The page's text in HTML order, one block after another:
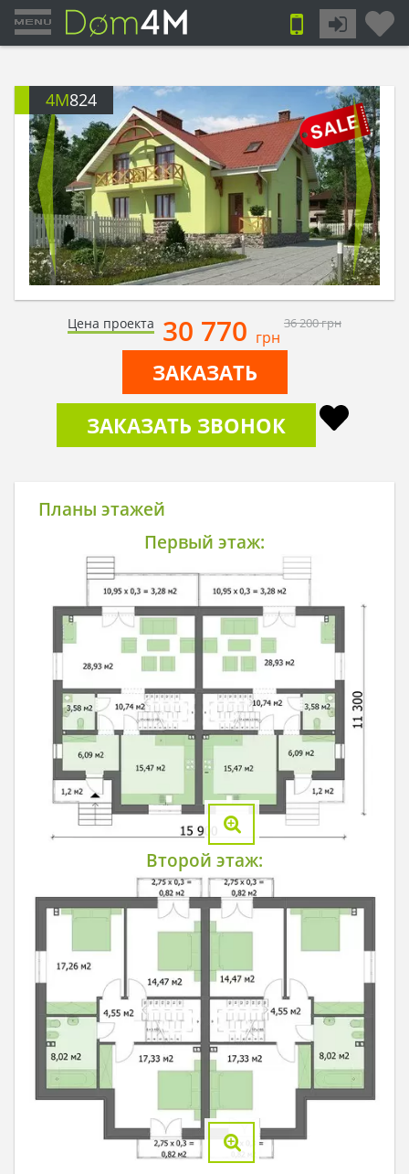
4M824
Цена проекта 30 770 грн
36 200грн
ЗАКАЗАТЬ
ЗАКАЗАТЬ ЗВОНОК
Планы этажей
Первый этаж:
Второй этаж: